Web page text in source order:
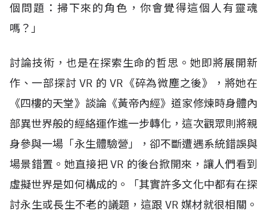
個問題：掃下來的角色，你會覺得這個人有靈魂
嗎？」
討論技術，也是在探索生命的哲思。她即將展開新
作、一部探討VR 的VR 《碎為微塵之後》，將她在
《四樓的天堂》談論《黃帝內經》道家修煉時身體內
部異世界般的經絡運作進一步轉化，這次觀眾則將親
身參與一場「永生體驗營」，卻不斷遭遇系統錯誤與
場景錯置。她直接把VR 的後台掀開來，讓人們看到
虛擬世界是如何構成的。「其實許多文化中都有在探
討永生或長生不老的議題，這跟 VR媒材就很相關。